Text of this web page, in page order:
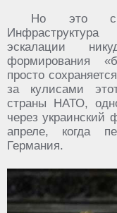
Но это
эскалации
формирования
просто
за кулисами
страны НАТО,
через украинский
апреле, когда
Германия.